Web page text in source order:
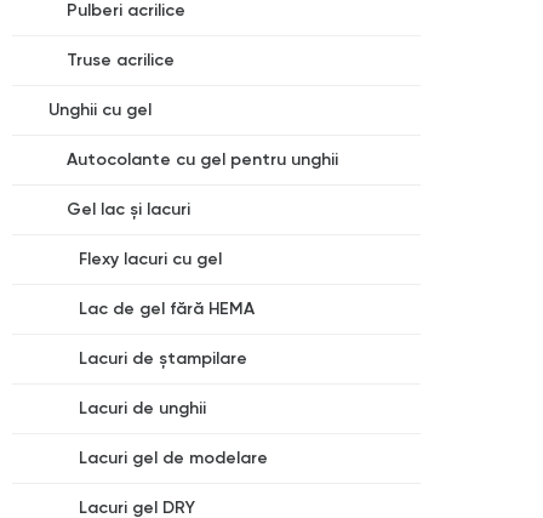
Pulberi acrilice
Truse acrilice
Unghii cu gel
Autocolante cu gel pentru unghii
Gel lac și lacuri
Flexy lacuri cu gel
Lac de gel fără HEMA
Lacuri de ștampilare
Lacuri de unghii
Lacuri gel de modelare
Lacuri gel DRY